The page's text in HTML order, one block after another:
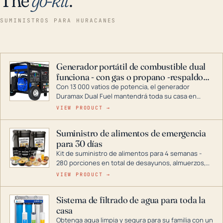
SUMINISTROS PARA HURACANES
Generador portátil de combustible dual
funciona - con gas o propano -respaldo
para el hogar
Con 13 000 vatios de potencia, el generador
Duramax Dual Fuel mantendrá toda su casa en
funcionamiento durante una tormenta o un corte
combustible dual, con una gama completa que
abarca desde inversores digitales hasta
generadores que pueden alimentar toda su casa.
VIEW PRODUCT →
Suministro de alimentos de emergencia
para 30 días
Kit de suministro de alimentos para 4 semanas -
280 porciones en total de desayunos, almuerzos,
cenas y postres. Se puede almacenar durante
VIEW PRODUCT →
Sistema de filtrado de agua para toda la
casa
Obtenga agua limpia y segura para su familia con un